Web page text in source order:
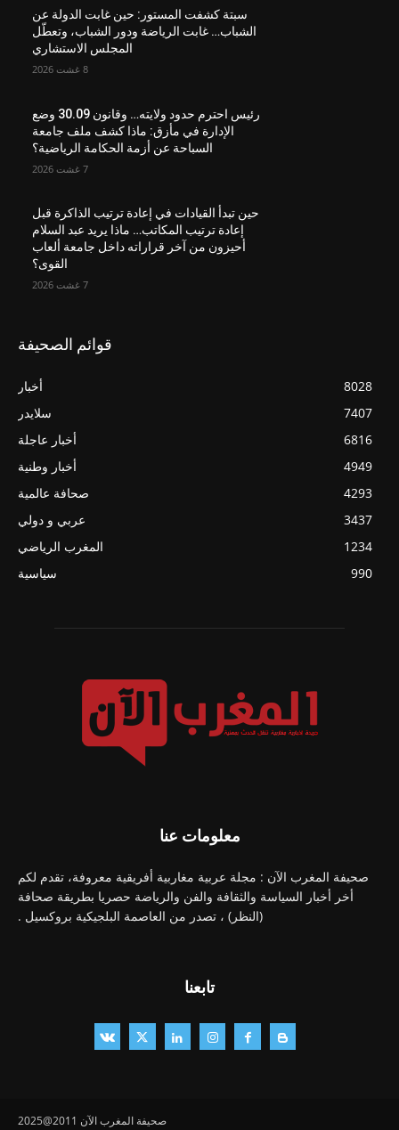
سبتة كشفت المستور: حين غابت الدولة عن
الشباب… غابت الرياضة ودور الشباب، وتعطّل
المجلس الاستشاري
8 غشت 2026
رئيس احترم حدود ولايته… وقانون 30.09 وضع
الإدارة في مأزق: ماذا كشف ملف جامعة
السباحة عن أزمة الحكامة الرياضية؟
7 غشت 2026
حين تبدأ القيادات في إعادة ترتيب الذاكرة قبل
إعادة ترتيب المكاتب… ماذا يريد عبد السلام
أحيزون من آخر قراراته داخل جامعة ألعاب
القوى؟
7 غشت 2026
قوائم الصحيفة
أخبار
8028
سلايدر
7407
أخبار عاجلة
6816
أخبار وطنية
4949
صحافة عالمية
4293
عربي و دولي
3437
المغرب الرياضي
1234
سياسية
990
معلومات عنا
صحيفة المغرب الآن : مجلة عربية مغاربية أفريقية معروفة، تقدم لكم
أخر أخبار السياسة والثقافة والفن والرياضة حصريا بطريقة صحافة
(النظر) ، تصدر من العاصمة البلجيكية بروكسيل .
تابعنا
صحيفة المغرب الآن 2011@2025